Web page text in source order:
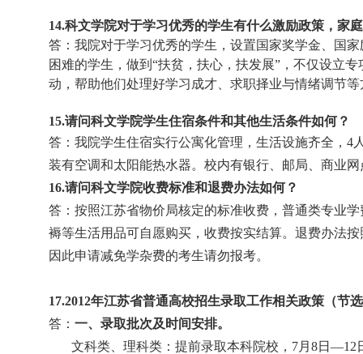
14.科文学院对于学习优秀的学生有什么激励政策，家
答：我院对于学习优秀的学生，设置国家奖学金、国
困难的学生，做到“扶贫，扶心，扶发展”，不仅设立
动，帮助他们处理好学习成才、求职择业与情绪调节
15.请问科文学院学生住宿条件和其他生活条件如何？
答：我院学生住宿实行公寓化管理，生活设施齐全， 4
装有空调和太阳能热水器。校内有银行、邮局、商业
16.请问科文学院收费标准和退费办法如何？
答：按照江苏省物价局核定的标准收费，普通类专业学
褥等生活用品可自愿购买，收费按实结算。退费办法按
因此申请减免学杂费的考生请勿报考。
17.2012年江苏省普通高校招生录取工作相关政策（节
答： 一、录取批次及时间安排。
文科类、理科类：提前录取本科院校， 7月 8日 —12